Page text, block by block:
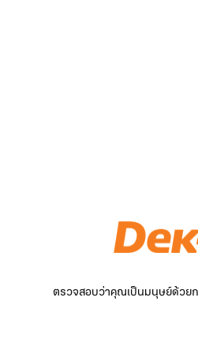
ตรวจสอบว่าคุณเป็นมนุษย์ด้วยก